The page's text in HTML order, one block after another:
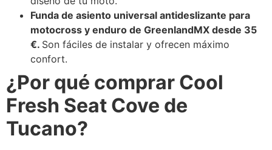
Funda de asiento universal antideslizante para
motocross y enduro de GreenlandMX desde 35
€. Son fáciles de instalar y ofrecen máximo
confort.
¿Por qué comprar Cool
Fresh Seat Cove de
Tucano?